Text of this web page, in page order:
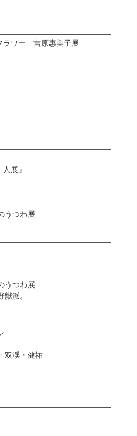
ラワー 吉原惠美子展
展」
うつわ展
うつわ展
派。
双渓・健祐